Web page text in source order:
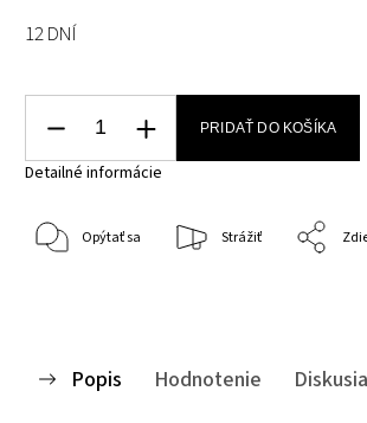
12 DNÍ
PRIDAŤ DO KOŠÍKA
Detailné informácie
Opýtať sa Strážiť
Popis Hodnotenie Diskusia